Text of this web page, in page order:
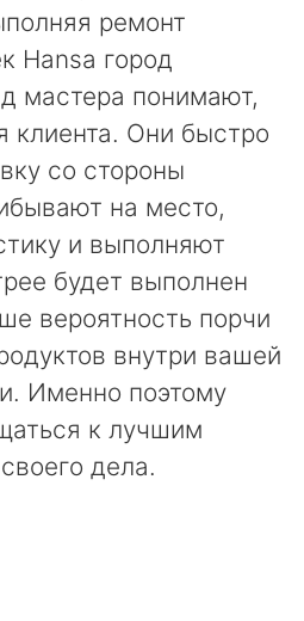
ремонт
Hansa город
мастера понимают,
клиента. Они быстро
со стороны
на место,
и выполняют
будет выполнен
вероятность порчи
внутри вашей
Именно поэтому
к лучшим
дела.